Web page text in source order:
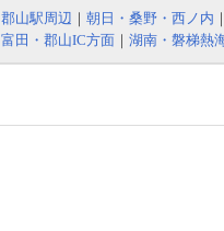
郡山駅周辺 ｜ 朝日・桑野・西ノ内 ｜
富田・郡山IC方面 ｜ 湖南・磐梯熱